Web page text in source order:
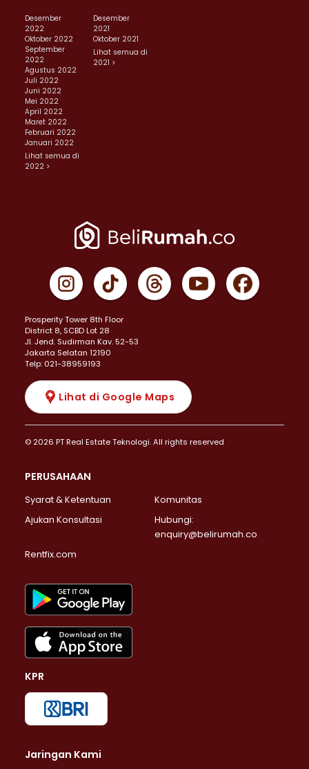
Desember
2022
Oktober 2022
September
2022
Agustus 2022
Juli 2022
Juni 2022
Mei 2022
April 2022
Maret 2022
Februari 2022
Januari 2022
Lihat semua di
2022 >
Desember
2021
Oktober 2021
Lihat semua di
2021 >
Prosperity Tower 8th Floor
District 8, SCBD Lot 28
JI. Jend. Sudirman Kav. 52-53
Jakarta Selatan 12190
Telp: 021-38959193
Lihat di Google Maps
© 2026 PT Real Estate Teknologi. All rights reserved
PERUSAHAAN
Syarat & Ketentuan
Komunitas
Ajukan Konsultasi
Hubungi:
enquiry@belirumah.co
Rentfix.com
KPR
Jaringan Kami